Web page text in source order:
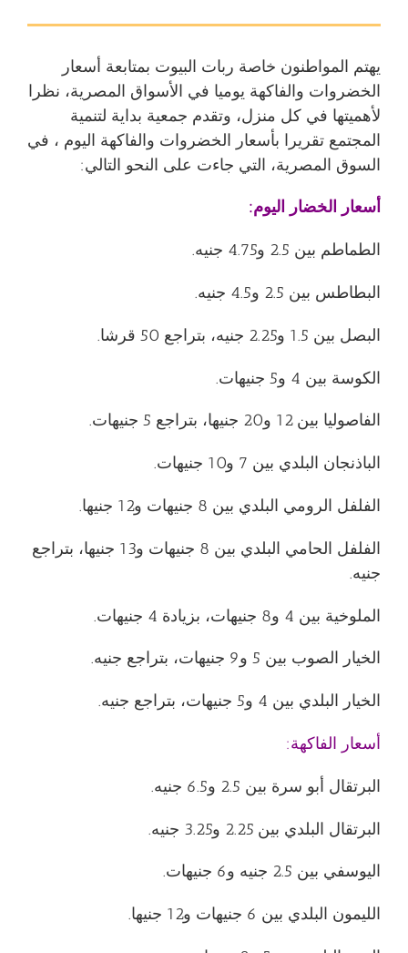
يهتم المواطنون خاصة ربات البيوت بمتابعة أسعار
الخضروات والفاكهة يوميا في الأسواق المصرية، نظرا
لأهميتها في كل منزل، وتقدم جمعية بداية لتنمية
المجتمع تقريرا بأسعار الخضروات والفاكهة اليوم ، في
السوق المصرية، التي جاءت على النحو التالي:
أسعار الخضار اليوم:
الطماطم بين 2.5 و4.75 جنيه.
البطاطس بين 2.5 و4.5 جنيه.
البصل بين 1.5 و2.25 جنيه، بتراجع 50 قرشا.
الكوسة بين 4 و5 جنيهات.
الفاصوليا بين 12 و20 جنيها، بتراجع 5 جنيهات.
الباذنجان البلدي بين 7 و10 جنيهات.
الفلفل الرومي البلدي بين 8 جنيهات و12 جنيها.
الفلفل الحامي البلدي بين 8 جنيهات و13 جنيها، بتراجع
جنيه.
الملوخية بين 4 و8 جنيهات، بزيادة 4 جنيهات.
الخيار الصوب بين 5 و9 جنيهات، بتراجع جنيه.
الخيار البلدي بين 4 و5 جنيهات، بتراجع جنيه.
أسعار الفاكهة:
البرتقال أبو سرة بين 2.5 و6.5 جنيه.
البرتقال البلدي بين 2.25 و3.25 جنيه.
اليوسفي بين 2.5 جنيه و6 جنيهات.
الليمون البلدي بين 6 جنيهات و12 جنيها.